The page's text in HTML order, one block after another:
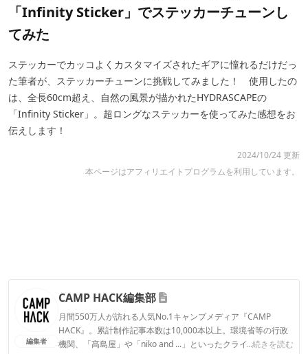
「Infinity Sticker」でステッカーチューンし
てみた
ステッカーでカッコよくカスタマイズされたギアに憧れるだけだっ
た筆者が、ステッカーチューンに挑戦してみました！ 使用したの
は、全長60cm超え、自然の風景が描かれたHYDRASCAPEの
「Infinity Sticker」。超ロングなステッカーを使ってみた感想をお
伝えします！
2024/10/24 更新
本ページはアフィリエイトプログラムを利用しています。
編集者
CAMP HACK編集部
月間550万人が訪れる人気No.1キャンプメディア『CAMP
HACK』。累計制作記事本数は10,000本以上。環境省等の行政
機関、「髙島屋」や「niko and ...」といったクライアントとの
...続きを読む